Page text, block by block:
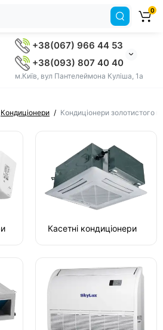
+38(067) 966 44 53
+38(093) 807 40 40
м.Київ, вул Пантелеймона Куліша, 1а
0
Кондиціонери Кондиціонери золотистого
Касетні кондиціонери